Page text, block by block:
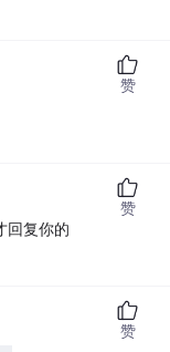
赞
回复你的
赞
赞